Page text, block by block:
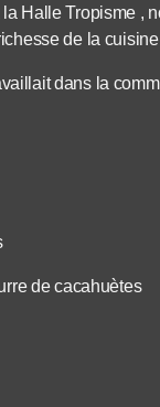
Halle Tropisme ,
de la
dans la
de cacahuètes